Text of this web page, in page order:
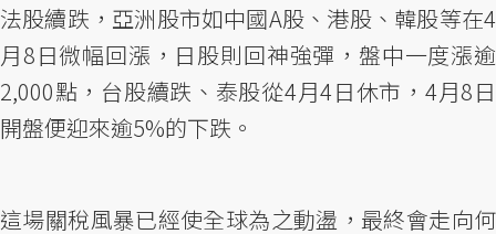
法股續跌，亞洲股市如中國A股、港股、韓股等在4
月8日微幅回漲，日股則回神強彈，盤中一度漲逾
2,000點，台股續跌、泰股從4月4日休市，4月8日
開盤便迎來逾5%的下跌。
這場關稅風暴已經使全球為之動盪，最終會走向何